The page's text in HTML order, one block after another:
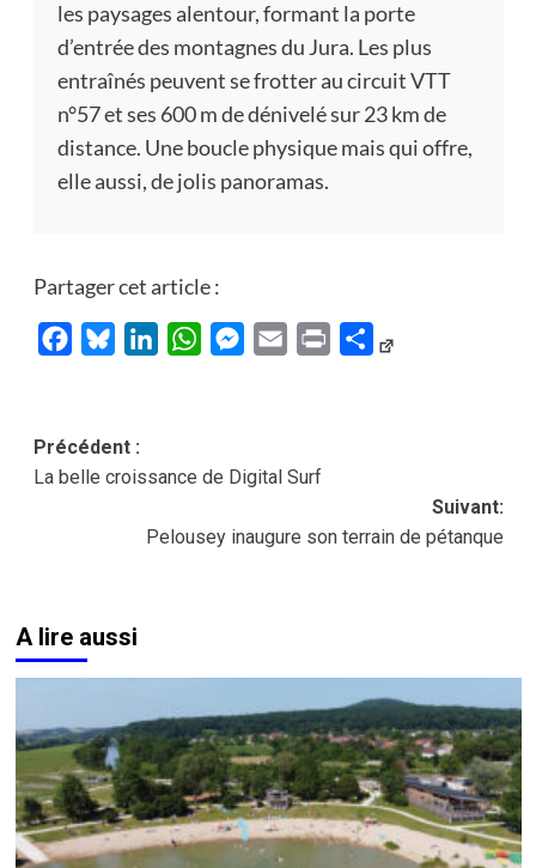
les paysages alentour, formant la porte
d’entrée des montagnes du Jura. Les plus
entraînés peuvent se frotter au circuit VTT
n°57 et ses 600 m de dénivelé sur 23 km de
distance. Une boucle physique mais qui offre,
elle aussi, de jolis panoramas.
Partager cet article :
FacebookBlueskyLinkedInWhatsAppMessenger
Email Print Partager
Navigation
d’article
Précédent :
La belle croissance de Digital Surf
Suivant:
Pelousey inaugure son terrain de pétanque
A lire aussi